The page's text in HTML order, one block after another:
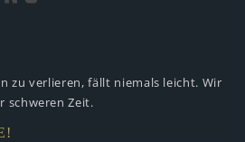
zu verlieren, fällt niemals leicht. Wir
schweren Zeit.